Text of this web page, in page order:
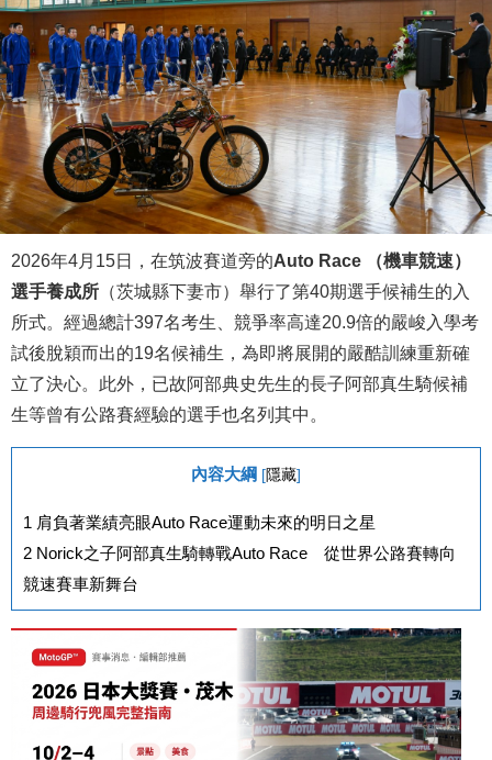
2026年4月15日，在筑波賽道旁的Auto Race （機車競速）
選手養成所 （茨城縣下妻市）舉行了第40期選手候補生的入
所式。經過總計397名考生、競爭率高達20.9倍的嚴峻入學考
試後脫穎而出的19名候補生，為即將展開的嚴酷訓練重新確
立了決心。此外，已故阿部典史先生的長子阿部真生騎候補
生等曾有公路賽經驗的選手也名列其中。
內容大綱 [隱藏]
1 肩負著業績亮眼Auto Race運動未來的明日之星
2 Norick之子阿部真生騎轉戰Auto Race 從世界公路賽轉向
競速賽車新舞台